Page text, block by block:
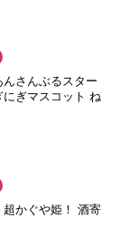
んさんぶるスター
ぎマスコット ね
超かぐや姫！ 酒寄